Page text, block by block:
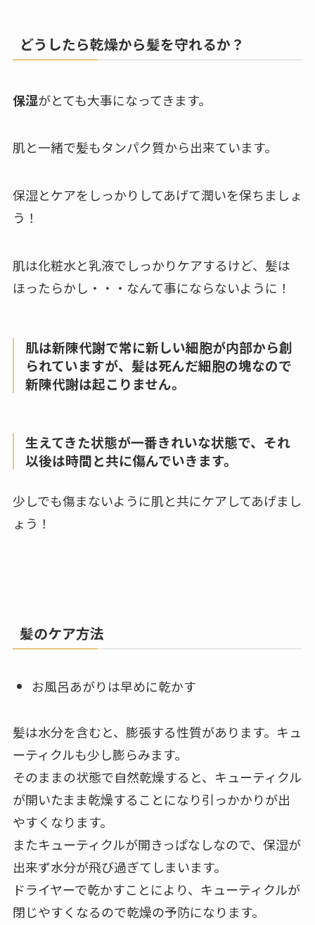
どうしたら乾燥から髪を守れるか？
保湿がとても大事になってきます。
肌と一緒で髪もタンパク質から出来ています。
保湿とケアをしっかりしてあげて潤いを保ちましょ
う！
肌は化粧水と乳液でしっかりケアするけど、髪は
ほったらかし・・・なんて事にならないように！
肌は新陳代謝で常に新しい細胞が内部から創
られていますが、髪は死んだ細胞の塊なので
新陳代謝は起こりません。
生えてきた状態が一番きれいな状態で、それ
以後は時間と共に傷んでいきます。
少しでも傷まないように肌と共にケアしてあげまし
ょう！
髪のケア方法
お風呂あがりは早めに乾かす
髪は水分を含むと、膨張する性質があります。キュ
ーティクルも少し膨らみます。
そのままの状態で自然乾燥すると、キューティクル
が開いたまま乾燥することになり引っかかりが出
やすくなります。
またキューティクルが開きっぱなしなので、保湿が
出来ず水分が飛び過ぎてしまいます。
ドライヤーで乾かすことにより、キューティクルが
閉じやすくなるので乾燥の予防になります。